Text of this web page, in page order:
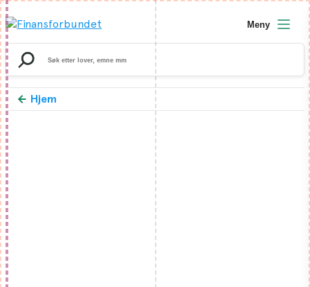
Search
for:
Meny
Hjem